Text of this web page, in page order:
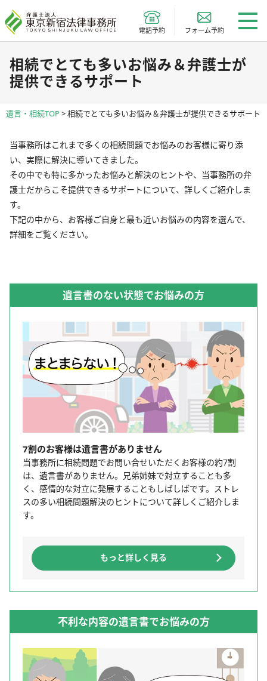
電話予約 フォーム予約
相続でとても多いお悩み＆弁護士が
提供できるサポート
遺言・相続TOP>相続でとても多いお悩み＆弁護士が提供できるサポート
当事務所はこれまで多くの相続問題でお悩みのお客様に寄り添
い、実際に解決に導いてきました。
その中でも特に多かったお悩みと解決のヒントや、当事務所の弁
護士だからこそ提供できるサポートについて、詳しくご紹介しま
す。
下記の中から、お客様ご自身と最も近いお悩みの内容を選んで、
詳細をご覧ください。
遺言書のない状態でお悩みの方
7割のお客様は遺言書がありません
当事務所に相続問題でお問い合せいただくお客様の約7割
は、遺言書がありません。兄弟姉妹で対立することも多
く、感情的な対立に発展することもしばしばです。ストレ
スの多い相続問題解決のヒントについて詳しくご紹介しま
す。
もっと詳しく見る
不利な内容の遺言書でお悩みの方